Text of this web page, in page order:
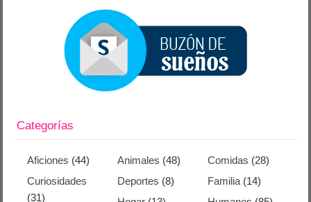
Categorías
Aficiones (44) Animales (48) Comidas (28)
Curiosidades
(31)
Deportes (8) Familia(14)